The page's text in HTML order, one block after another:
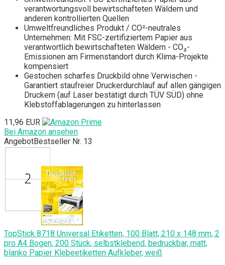
verantwortungsvoll bewirtschafteten Wäldern und
anderen kontrollierten Quellen
Umweltfreundliches Produkt / CO²-neutrales
Unternehmen: Mit FSC-zertifiziertem Papier aus
verantwortlich bewirtschafteten Wäldern - CO₂-
Emissionen am Firmenstandort durch Klima-Projekte
kompensiert
Gestochen scharfes Druckbild ohne Verwischen -
Garantiert staufreier Druckerdurchlauf auf allen gängigen
Druckern (auf Laser bestätigt durch TÜV SÜD) ohne
Klebstoffablagerungen zu hinterlassen
11,96 EUR
Bei Amazon ansehen
AngebotBestseller Nr. 13
TopStick 8718 Universal Etiketten, 100 Blatt, 210 x 148 mm, 2
pro A4 Bogen, 200 Stück, selbstklebend, bedruckbar, matt,
blanko Papier Klebeetiketten Aufkleber, weiß